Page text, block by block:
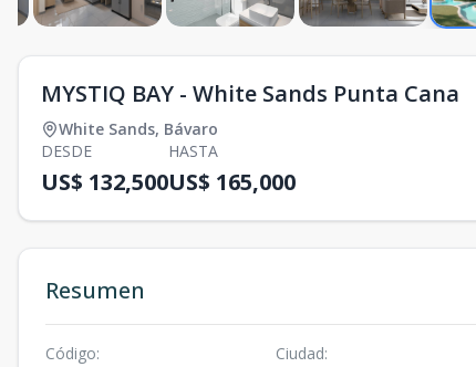
MYSTIQ BAY - White Sands Punta Cana
White Sands, Bávaro
DESDE
US$ 132,500
HASTA
US$ 165,000
Resumen
Código: Ciudad: